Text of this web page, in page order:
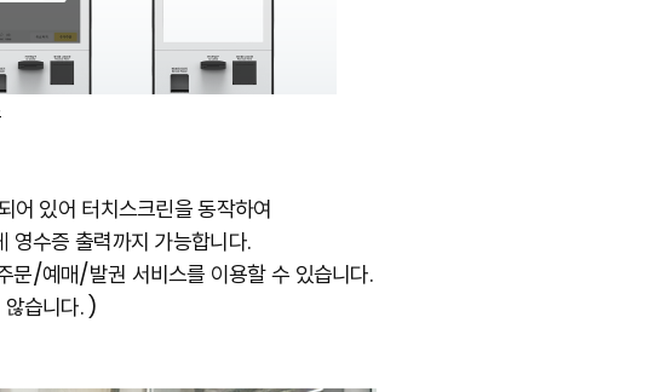
어 있어 터치스크린을 동작하여
영수증 출력까지 가능합니다.​
문/예매/발권 서비스를 이용할 수 있습니다.
습니다. )